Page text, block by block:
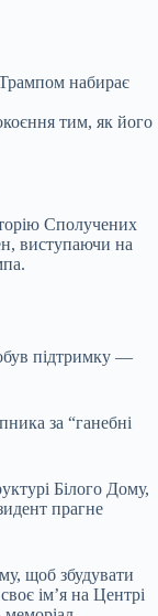
набирає
тим, як його
Сполучених
виступаючи на
підтримку —
за “ганебні
Білого Дому,
прагне
щоб збудувати
ім’я на Центрі